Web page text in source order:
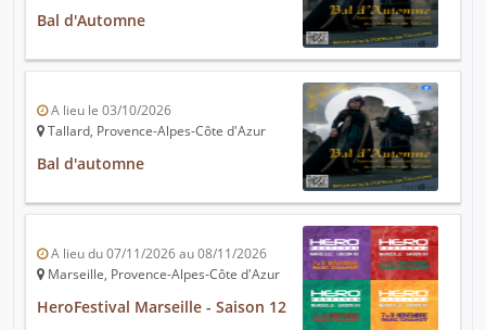
Bal d'Automne
A lieu le 03/10/2026
Tallard, Provence-Alpes-Côte d'Azur
Bal d'automne
A lieu du 07/11/2026 au 08/11/2026
Marseille, Provence-Alpes-Côte d'Azur
HeroFestival Marseille - Saison 12